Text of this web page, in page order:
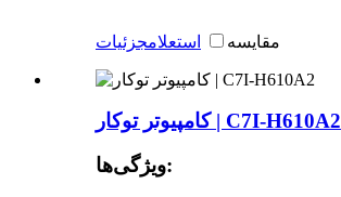
مقایسه استعلامجزئیات
کامپیوتر توکار | C7I-H610A2
ویژگی‌ها: